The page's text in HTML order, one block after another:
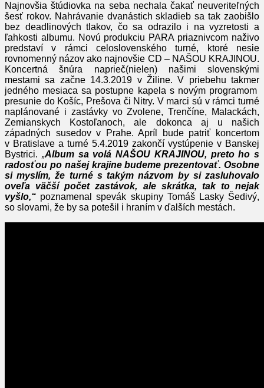
Najnovšia štúdiovka na seba nechala čakať neuveriteľných
šesť rokov. Nahrávanie dvanástich skladieb sa tak zaobišlo
bez deadlinových tlakov, čo sa odrazilo i na vyzretosti a
ľahkosti albumu. Novú produkciu PARA priaznivcom naživo
predstaví v rámci celoslovenského turné, ktoré nesie
rovnomenný názov ako najnovšie CD – NAŠOU KRAJINOU.
Koncertná šnúra naprieč(nielen) našimi slovenskými
mestami sa začne 14.3.2019 v Žiline. V priebehu takmer
jedného mesiaca sa postupne kapela s novým programom
presunie do Košíc, Prešova či Nitry. V marci sú v rámci turné
naplánované i zastávky vo Zvolene, Trenčíne, Malackách,
Zemianskych Kostoľanoch, ale dokonca aj u našich
západných susedov v Prahe. Apríl bude patriť koncertom
v Bratislave a turné 5.4.2019 zakončí vystúpenie v Banskej
Bystrici. „Album sa volá NAŠOU KRAJINOU, preto ho s
radosťou po našej krajine budeme prezentovať. Osobne
si myslím, že turné s takým názvom by si zasluhovalo
oveľa väčší počet zastávok, ale skrátka, tak to nejak
vyšlo,“ poznamenal spevák skupiny Tomáš Lasky Šedivý,
so slovami, že by sa potešil i hraním v ďalších mestách.